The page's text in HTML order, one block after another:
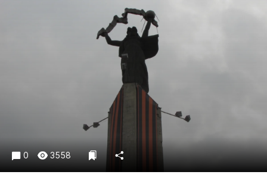
Экономика и бизнес
ПРОЕКТЫ
0 3558